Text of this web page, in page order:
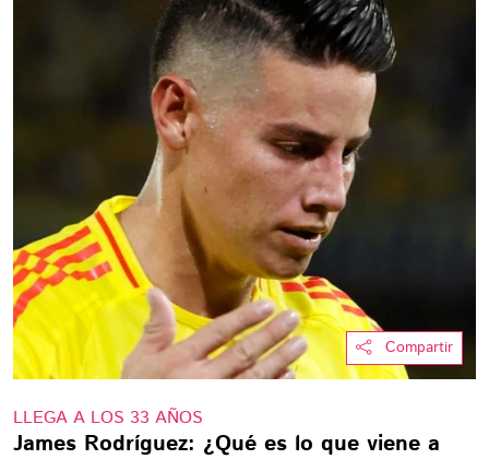
Compartir
LLEGA A LOS 33 AÑOS
James Rodríguez: ¿Qué es lo que viene a